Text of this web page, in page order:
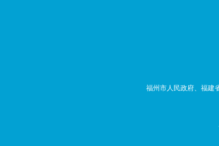
福州市人民政府、福建